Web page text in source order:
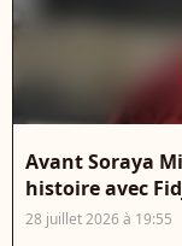
Avant Soraya
histoire avec
28 juillet 2026 à 19:55